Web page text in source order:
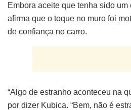
Embora aceite que tenha sido
afirma que o toque no muro foi
de confiança no carro.
“Algo de estranho aconteceu na
por dizer Kubica. “Bem, não é